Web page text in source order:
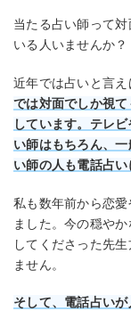
当たる占い師って
いる人いませんか？
近年では占いと言え
では対面でしか視
しています。テレ
い師はもちろん、
い師の人も電話占い
私も数年前から恋
ました。今の穏や
してくださった先
ません。
そして、電話占い